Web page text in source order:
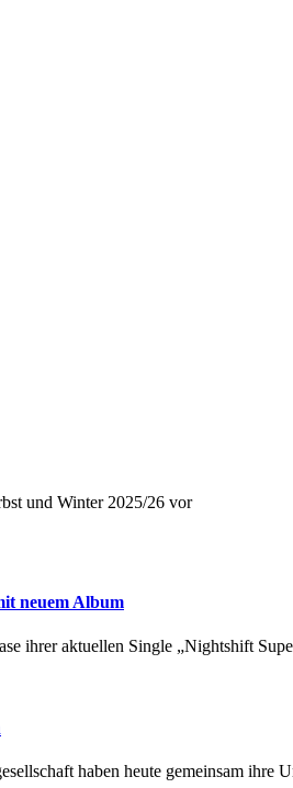
und Winter 2025/26 vor
neuem Album
ihrer aktuellen Single „Nightshift
haben heute gemeinsam ihre